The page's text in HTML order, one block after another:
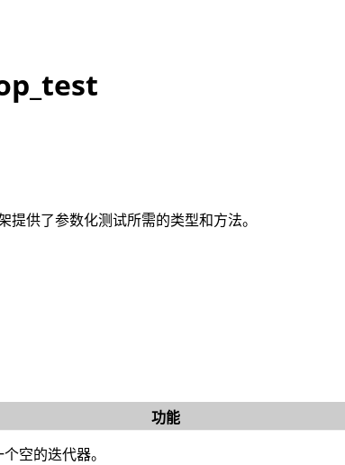
供了参数化测试所需的类型和方法。
功能
空的迭代器。